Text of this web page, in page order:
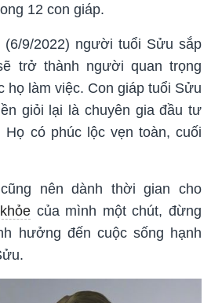
12 con giáp.
9/2022) người tuổi Sửu sắp
trở thành người quan trọng
họ làm việc. Con giáp tuổi Sửu
giỏi lại là chuyên gia đầu tư
có phúc lộc vẹn toàn, cuối
nên dành thời gian cho
của mình một chút, đừng
hưởng đến cuộc sống hạnh